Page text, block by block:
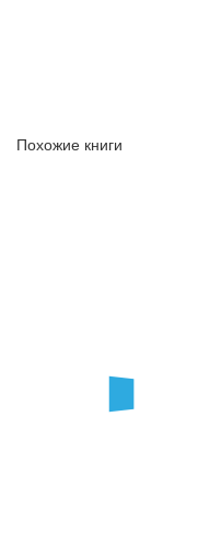
Похожие книги